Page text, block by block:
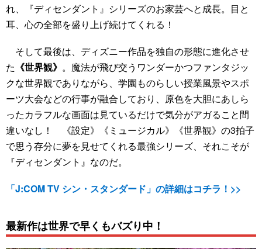
れ、『ディセンダント』シリーズのお家芸へと成長。目と
耳、心の全部を盛り上げ続けてくれる！
そして最後は、ディズニー作品を独自の形態に進化させ
た 《世界観》 。魔法が飛び交うワンダーかつファンタジッ
クな世界観でありながら、学園ものらしい授業風景やスポ
ーツ大会などの行事が融合しており、原色を大胆にあしら
ったカラフルな画面は見ているだけで気分がアガること間
違いなし！ 《設定》《ミュージカル》《世界観》の3拍子
で思う存分に夢を見せてくれる最強シリーズ、それこそが
『ディセンダント』なのだ。
「J:COM TV シン・スタンダード」の詳細はコチラ！>>
最新作は世界で早くもバズり中！